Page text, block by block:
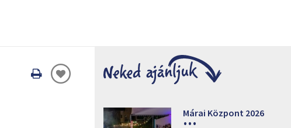
Oldal
Márai Központ 2026